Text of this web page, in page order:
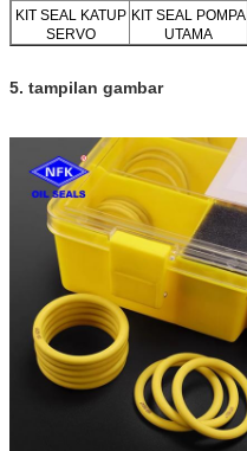
KIT SEAL KATUP
SERVO
KIT SEAL POMPA
UTAMA
5. tampilan gambar